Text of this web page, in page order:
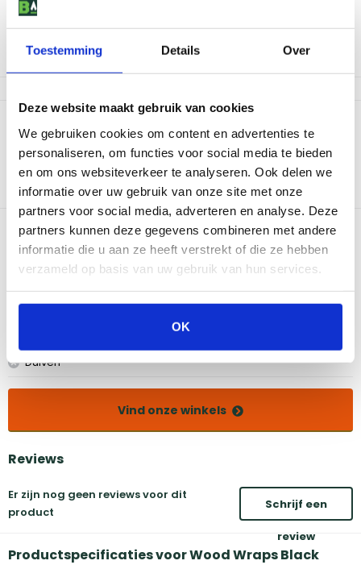
Toestemming Details Over
Deze website maakt gebruik van cookies
We gebruiken cookies om content en advertenties te
personaliseren, om functies voor social media te bieden
en om ons websiteverkeer te analyseren. Ook delen we
informatie over uw gebruik van onze site met onze
partners voor social media, adverteren en analyse. Deze
partners kunnen deze gegevens combineren met andere
informatie die u aan ze heeft verstrekt of die ze hebben
verzameld op basis van uw gebruik van hun services.
OK
11,-
Niet op voorraad
Dunne houten wraps van Black Alderhout geven jouw gerechten
een extra aroma. De nieuwe barbecue-innovatie waarmee jij
jouw gasten kunt verrassen op een nieuwe smaaksensatie. Per 8
stuks verpakt.
Bekijk dit product in onze winkels
Amsterdam
Breda
Duiven
Eindhoven
Groningen
Vind onze winkels
Reviews
Er zijn nog geen reviews voor dit
product
Schrijf een
review
Productspecificaties voor Wood Wraps Black